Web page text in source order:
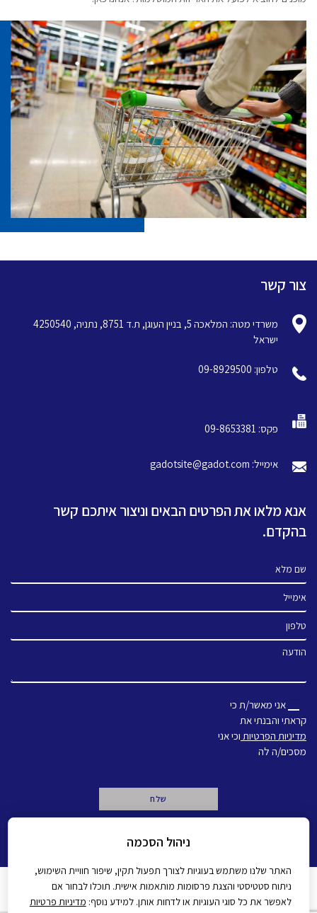
צור קשר
משרדי מטה: המלאכה 5, בניין העוגן, ת.ד 8751, נתניה, 4250540
ישראל
טלפון: 09-8929500
פקס: 09-8653381
אימייל: gadotsite@gadot.com
אנא מלאו את הפרטים הבאים וניצור איתכם קשר
בהקדם.
שם מלא
אימייל
טלפון
הודעה
אני מאשר/ת כי
קראתי והבנתי את
מדיניות הפרטיות וכי אני
מסכים/ה לה
מדיניות פרטיות הצהרת נגישות
ניהול הסכמה
האתר שלנו משתמש בעוגיות לצורך תפעול תקין, שיפור חוויית השימוש,
ניתוח סטטיסטי והצגת פרסומות מותאמות אישית. תוכלו לבחור אם
לאפשר את כל סוגי העוגיות או לדחות אותן. למידע נוסף: מדיניות פרטיות